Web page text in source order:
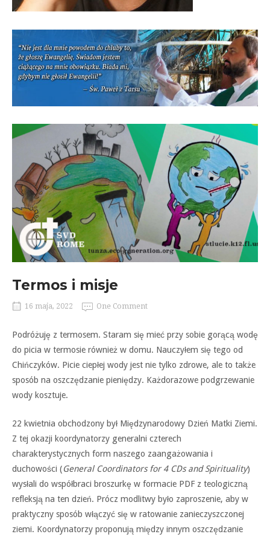
Termos i misje
16 maja, 2022 One Comment
Podróżuję z termosem. Staram się mieć przy sobie gorącą wodę
do picia w termosie również w domu. Nauczyłem się tego od
Chińczyków. Picie ciepłej wody jest nie tylko zdrowe, ale to także
sposób na oszczędzanie pieniędzy. Każdorazowe podgrzewanie
wody kosztuje.
22 kwietnia obchodzony był Międzynarodowy Dzień Matki Ziemi.
Z tej okazji koordynatorzy generalni czterech
charakterystycznych form naszego zaangażowania i
duchowości (General Coordinators for 4 CDs and Spirituality)
wysłali do współbraci broszurkę w formacie PDF z teologiczną
refleksją na ten dzień. Prócz modlitwy było zaproszenie, aby w
praktyczny sposób włączyć się w ratowanie zanieczyszczonej
ziemi. Koordynatorzy proponują między innym oszczędzanie